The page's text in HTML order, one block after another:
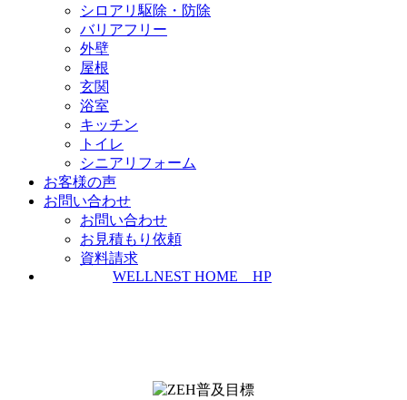
シロアリ駆除・防除
バリアフリー
外壁
屋根
玄関
浴室
キッチン
トイレ
シニアリフォーム
お客様の声
お問い合わせ
お問い合わせ
お見積もり依頼
資料請求
WELLNEST HOME HP